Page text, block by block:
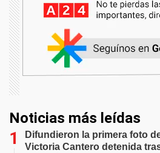
Noticias más leídas
Difundieron la primera foto
Victoria Cantero detenida